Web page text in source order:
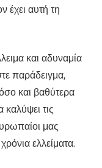
έχει αυτή τη
και αδυναμία
παράδειγμα,
και βαθύτερα
τις
μας
ελλείματα.